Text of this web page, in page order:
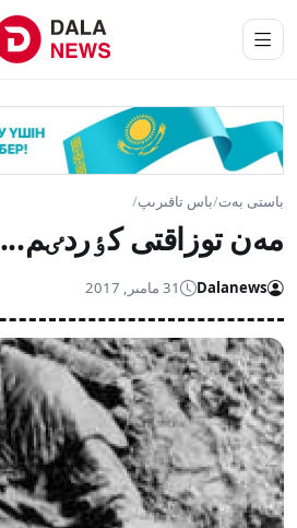
باستى بەت/باس تاقىرىپ/
مەن توزاقتى كٶردٸم...
Dalanews 31 مامىر, 2017